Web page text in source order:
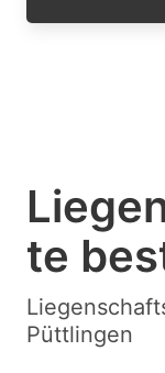
te
Püttlingen